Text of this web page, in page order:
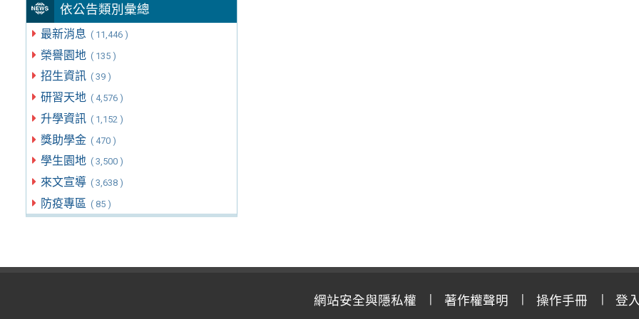
依公告類別彙總
最新消息 ( 11,446 )
榮譽園地 ( 135 )
招生資訊 ( 39 )
研習天地 ( 4,576 )
升學資訊 ( 1,152 )
獎助學金 ( 470 )
學生園地 ( 3,500 )
來文宣導 ( 3,638 )
防疫專區 ( 85 )
網站安全與隱私權 著作權聲明 操作手冊 登